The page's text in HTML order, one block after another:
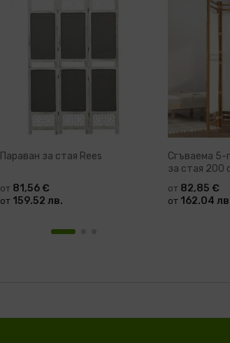
Параван за стая Rees
от 81,56 €
от 159.52 лв.
Сгъваема 5-
за стая 200
платно
от 82,85 €
от 162.04